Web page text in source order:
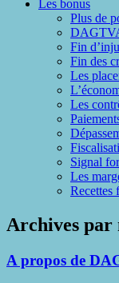
Les bonus
Plus de
Fin
Fin des
Les
Les
Signal
Les
Archives par
A propos de